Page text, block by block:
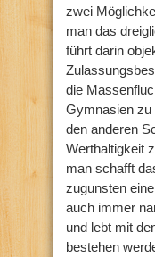
zwei
man das
führt darin
die
Gymnasien zu
den anderen
Werthaltigkeit
man schafft
zugunsten
auch immer
und lebt mit
bestehen